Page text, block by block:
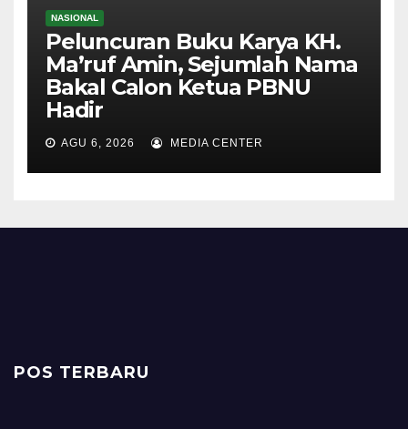
NASIONAL
Peluncuran Buku Karya KH.
Ma’ruf Amin, Sejumlah Nama
Bakal Calon Ketua PBNU
Hadir
AGU 6, 2026 MEDIA CENTER
POS TERBARU